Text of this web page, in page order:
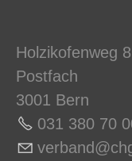
Holzikofenweg 8
Postfach
3001 Bern
031 380 70 0
v rb nd